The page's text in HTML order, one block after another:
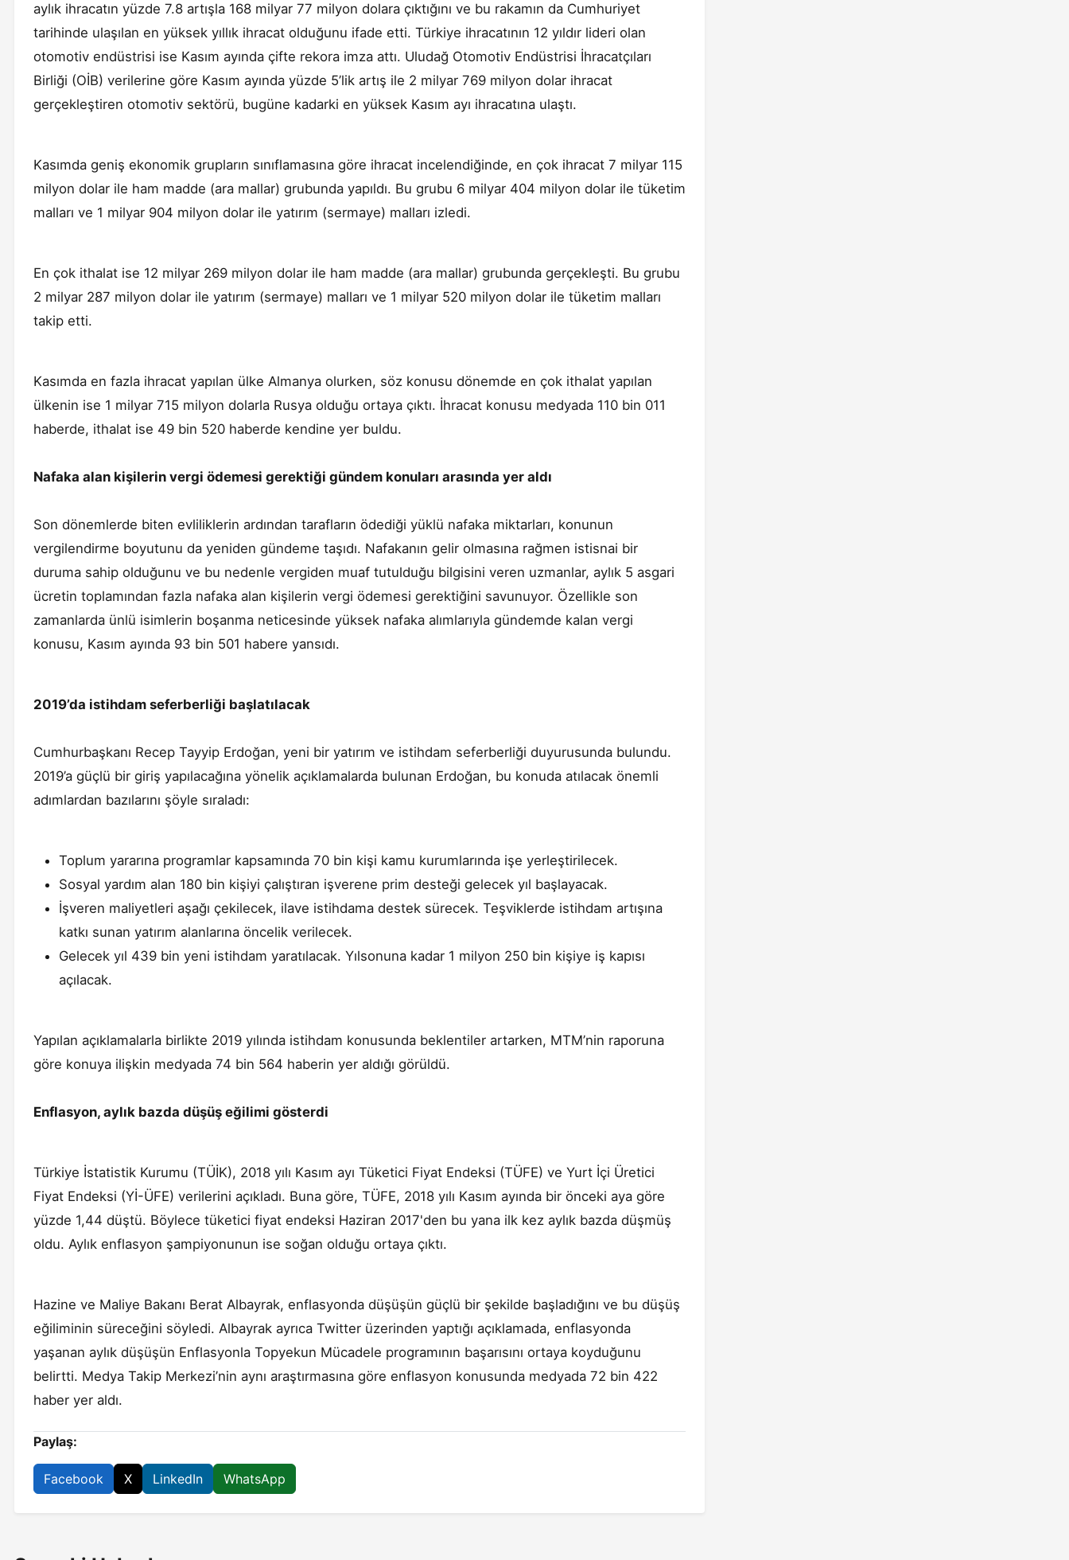
aylık ihracatın yüzde 7.8 artışla 168 milyar 77 milyon dolara çıktığını ve bu rakamın da Cumhuriyet
tarihinde ulaşılan en yüksek yıllık ihracat olduğunu ifade etti. Türkiye ihracatının 12 yıldır lideri olan
otomotiv endüstrisi ise Kasım ayında çifte rekora imza attı. Uludağ Otomotiv Endüstrisi İhracatçıları
Birliği (OİB) verilerine göre Kasım ayında yüzde 5’lik artış ile 2 milyar 769 milyon dolar ihracat
gerçekleştiren otomotiv sektörü, bugüne kadarki en yüksek Kasım ayı ihracatına ulaştı.
Kasımda geniş ekonomik grupların sınıflamasına göre ihracat incelendiğinde, en çok ihracat 7 milyar 115
milyon dolar ile ham madde (ara mallar) grubunda yapıldı. Bu grubu 6 milyar 404 milyon dolar ile tüketim
malları ve 1 milyar 904 milyon dolar ile yatırım (sermaye) malları izledi.
En çok ithalat ise 12 milyar 269 milyon dolar ile ham madde (ara mallar) grubunda gerçekleşti. Bu grubu
2 milyar 287 milyon dolar ile yatırım (sermaye) malları ve 1 milyar 520 milyon dolar ile tüketim malları
takip etti.
Kasımda en fazla ihracat yapılan ülke Almanya olurken, söz konusu dönemde en çok ithalat yapılan
ülkenin ise 1 milyar 715 milyon dolarla Rusya olduğu ortaya çıktı. İhracat konusu medyada 110 bin 011
haberde, ithalat ise 49 bin 520 haberde kendine yer buldu.
Nafaka alan kişilerin vergi ödemesi gerektiği gündem konuları arasında yer aldı
Son dönemlerde biten evliliklerin ardından tarafların ödediği yüklü nafaka miktarları, konunun
vergilendirme boyutunu da yeniden gündeme taşıdı. Nafakanın gelir olmasına rağmen istisnai bir
duruma sahip olduğunu ve bu nedenle vergiden muaf tutulduğu bilgisini veren uzmanlar, aylık 5 asgari
ücretin toplamından fazla nafaka alan kişilerin vergi ödemesi gerektiğini savunuyor. Özellikle son
zamanlarda ünlü isimlerin boşanma neticesinde yüksek nafaka alımlarıyla gündemde kalan vergi
konusu, Kasım ayında 93 bin 501 habere yansıdı.
2019’da istihdam seferberliği başlatılacak
Cumhurbaşkanı Recep Tayyip Erdoğan, yeni bir yatırım ve istihdam seferberliği duyurusunda bulundu.
2019’a güçlü bir giriş yapılacağına yönelik açıklamalarda bulunan Erdoğan, bu konuda atılacak önemli
adımlardan bazılarını şöyle sıraladı:
Toplum yararına programlar kapsamında 70 bin kişi kamu kurumlarında işe yerleştirilecek.
Sosyal yardım alan 180 bin kişiyi çalıştıran işverene prim desteği gelecek yıl başlayacak.
İşveren maliyetleri aşağı çekilecek, ilave istihdama destek sürecek. Teşviklerde istihdam artışına
katkı sunan yatırım alanlarına öncelik verilecek.
Gelecek yıl 439 bin yeni istihdam yaratılacak. Yılsonuna kadar 1 milyon 250 bin kişiye iş kapısı
açılacak.
Yapılan açıklamalarla birlikte 2019 yılında istihdam konusunda beklentiler artarken, MTM’nin raporuna
göre konuya ilişkin medyada 74 bin 564 haberin yer aldığı görüldü.
Enflasyon, aylık bazda düşüş eğilimi gösterdi
Türkiye İstatistik Kurumu (TÜİK), 2018 yılı Kasım ayı Tüketici Fiyat Endeksi (TÜFE) ve Yurt İçi Üretici
Fiyat Endeksi (Yİ-ÜFE) verilerini açıkladı. Buna göre, TÜFE, 2018 yılı Kasım ayında bir önceki aya göre
yüzde 1,44 düştü. Böylece tüketici fiyat endeksi Haziran 2017'den bu yana ilk kez aylık bazda düşmüş
oldu. Aylık enflasyon şampiyonunun ise soğan olduğu ortaya çıktı.
Hazine ve Maliye Bakanı Berat Albayrak, enflasyonda düşüşün güçlü bir şekilde başladığını ve bu düşüş
eğiliminin süreceğini söyledi. Albayrak ayrıca Twitter üzerinden yaptığı açıklamada, enflasyonda
yaşanan aylık düşüşün Enflasyonla Topyekun Mücadele programının başarısını ortaya koyduğunu
belirtti. Medya Takip Merkezi’nin aynı araştırmasına göre enflasyon konusunda medyada 72 bin 422
haber yer aldı.
Paylaş:
Facebook X LinkedIn WhatsApp